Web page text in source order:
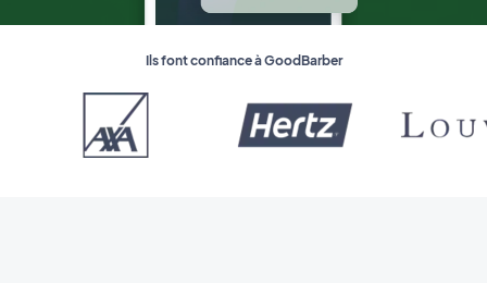
Ils font confiance à GoodBarber